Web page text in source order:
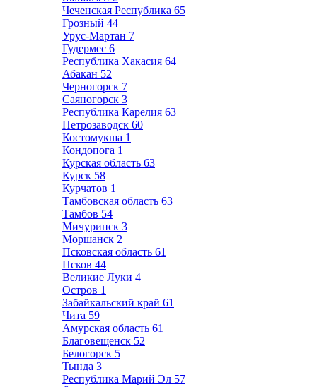
Чеченская Республика 65
Грозный 44
Урус-Мартан 7
Гудермес 6
Республика Хакасия 64
Абакан 52
Черногорск 7
Саяногорск 3
Республика Карелия 63
Петрозаводск 60
Костомукша 1
Кондопога 1
Курская область 63
Курск 58
Курчатов 1
Тамбовская область 63
Тамбов 54
Мичуринск 3
Моршанск 2
Псковская область 61
Псков 44
Великие Луки 4
Остров 1
Забайкальский край 61
Чита 59
Амурская область 61
Благовещенск 52
Белогорск 5
Тында 3
Республика Марий Эл 57